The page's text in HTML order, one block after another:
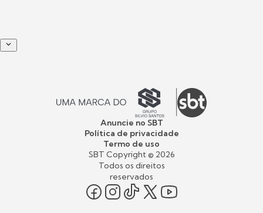
Anuncie no SBT
Política de privacidade
Termo de uso
SBT Copyright © 2026
Todos os direitos
reservados